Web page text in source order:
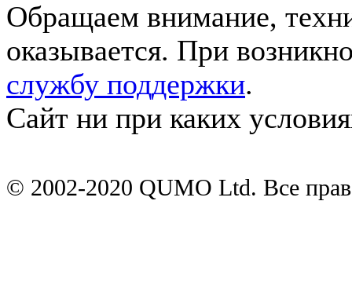
Обращаем внимание,
оказывается. При
службу поддержки.
Сайт ни при каких
© 2002-2020 QUMO Ltd. Все